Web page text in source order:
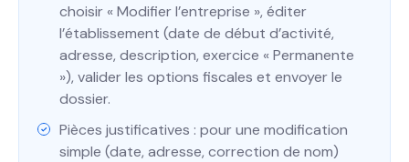
choisir « Modifier l’entreprise », éditer
l’établissement (date de début d’activité,
adresse, description, exercice « Permanente
»), valider les options fiscales et envoyer le
dossier.
Pièces justificatives : pour une modification
simple (date, adresse, correction de nom)